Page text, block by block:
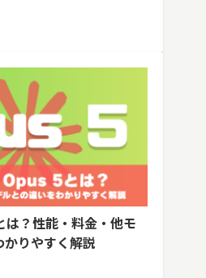
？性能・料金・他モ
りやすく解説